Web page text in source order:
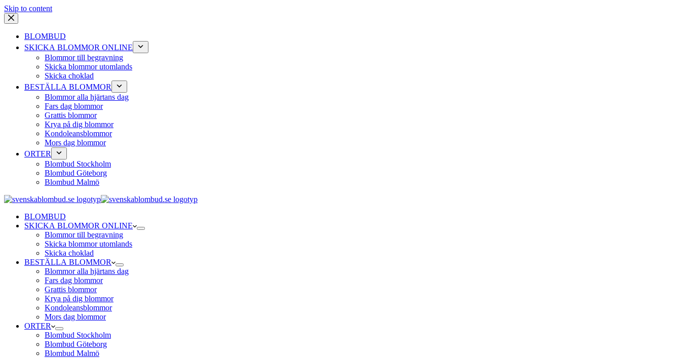
Skip to content
BLOMBUD
SKICKA BLOMMOR ONLINE
Blommor till begravning
Skicka blommor utomlands
Skicka choklad
BESTÄLLA BLOMMOR
Blommor alla hjärtans dag
Fars dag blommor
Grattis blommor
Krya på dig blommor
Kondoleansblommor
Mors dag blommor
ORTER
Blombud Stockholm
Blombud Göteborg
Blombud Malmö
BLOMBUD
SKICKA BLOMMOR ONLINE
Blommor till begravning
Skicka blommor utomlands
Skicka choklad
BESTÄLLA BLOMMOR
Blommor alla hjärtans dag
Fars dag blommor
Grattis blommor
Krya på dig blommor
Kondoleansblommor
Mors dag blommor
ORTER
Blombud Stockholm
Blombud Göteborg
Blombud Malmö